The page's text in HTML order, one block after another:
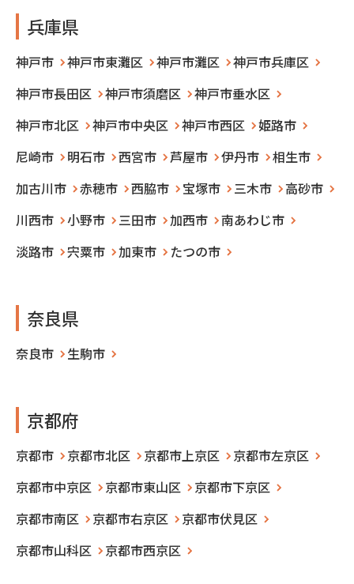
兵庫県
神戸市 神戸市東灘区 神戸市灘区
神戸市兵庫区
神戸市長田区
神戸市須磨区
神戸市垂水区
神戸市北区
神戸市中央区 神戸市西区
姫路市
尼崎市
明石市 西宮市 芦屋市 伊丹市
相生市
加古川市
赤穂市 西脇市 宝塚市 三木市
高砂市
川西市
小野市 三田市 加西市
南あわじ市
淡路市
宍粟市 加東市 たつの市
奈良県
奈良市 生駒市
京都府
京都市 京都市北区 京都市上京区
京都市左京区
京都市中京区
京都市東山区
京都市下京区
京都市南区
京都市右京区
京都市伏見区
京都市山科区
京都市西京区